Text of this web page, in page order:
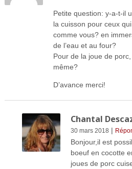
Petite question: y-a-t-il
la cuisson pour ceux
comme vous? en
de l’eau et au four?
Pour de la joue de
même?
D’avance merci!
Chantal
30 mars 2018 |
Bonjour,il est
boeuf en cocotte
joues de porc